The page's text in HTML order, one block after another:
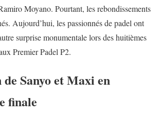
Moyano. Pourtant, les rebondissements
Aujourd’hui, les passionnés de padel ont
surprise monumentale lors des huitièmes
Premier Padel P2.
Sanyo et Maxi en
finale